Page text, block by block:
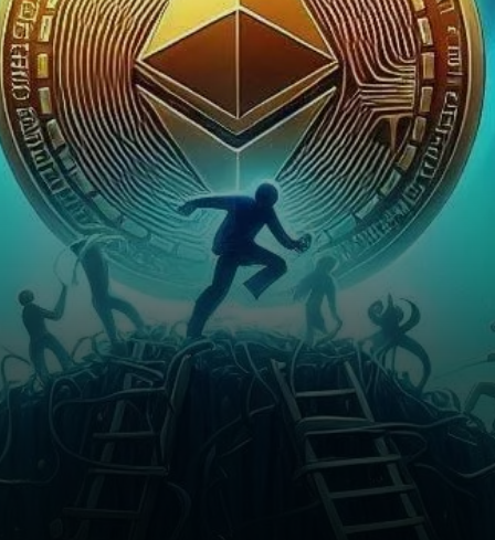
s'il traverse une période de
sentiment baissier.